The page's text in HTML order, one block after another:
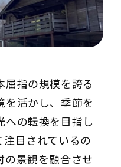
屈指の規模を誇る
を活かし、季節を
への転換を目指し
注目されているの
の景観を融合させ